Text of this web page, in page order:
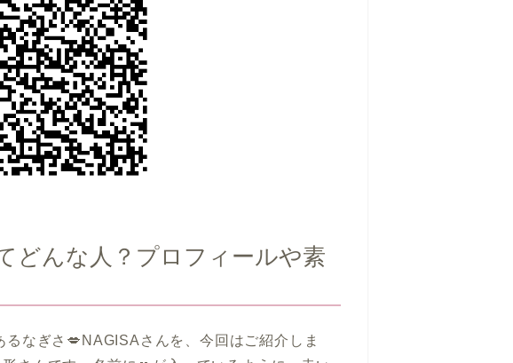
どんな人？プロフィールや素
なぎさ💋NAGISAさんを、今回はご紹介しま